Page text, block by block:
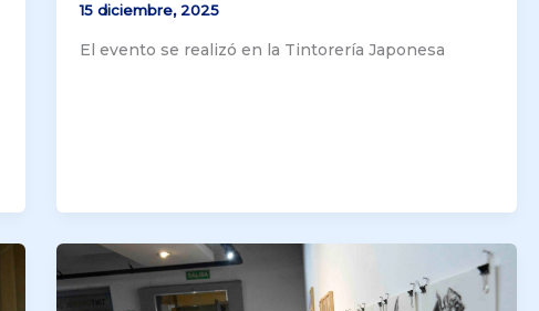
15 diciembre, 2025
El evento se realizó en la Tintorería Japonesa